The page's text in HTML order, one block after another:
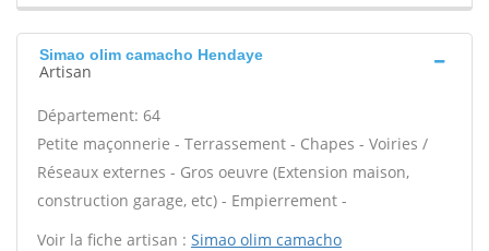
Simao olim camacho Hendaye
Artisan
Département: 64
Petite maçonnerie - Terrassement - Chapes - Voiries /
Réseaux externes - Gros oeuvre (Extension maison,
construction garage, etc) - Empierrement -
Voir la fiche artisan : Simao olim camacho